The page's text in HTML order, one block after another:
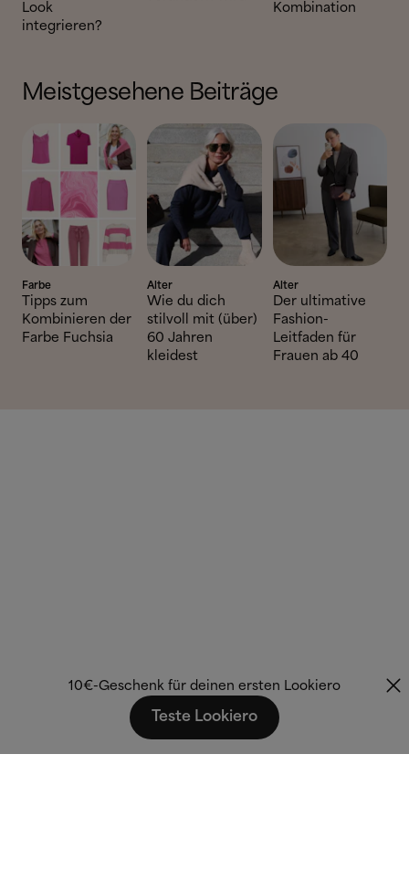
Look
integrieren?
Kombination
Meistgesehene Beiträge
Farbe
Tipps zum
Kombinieren der
Farbe Fuchsia
Alter
Wie du dich
stilvoll mit (über)
60 Jahren
kleidest
Alter
Der ultimative
Fashion-
Leitfaden für
Frauen ab 40
10€-Geschenk für deinen ersten Lookiero
Teste Lookiero